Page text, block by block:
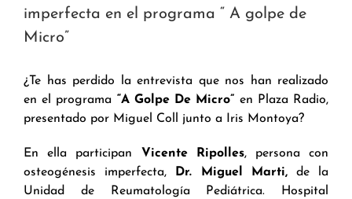
imperfecta en el programa “ A golpe de
Micro”
¿Te has perdido la entrevista que nos han realizado
en el programa “A Golpe De Micro” en Plaza Radio,
presentado por Miguel Coll junto a Iris Montoya?
En ella participan Vicente Ripolles, persona con
osteogénesis imperfecta, Dr. Miguel Marti, de la
Unidad de Reumatología Pediátrica. Hospital